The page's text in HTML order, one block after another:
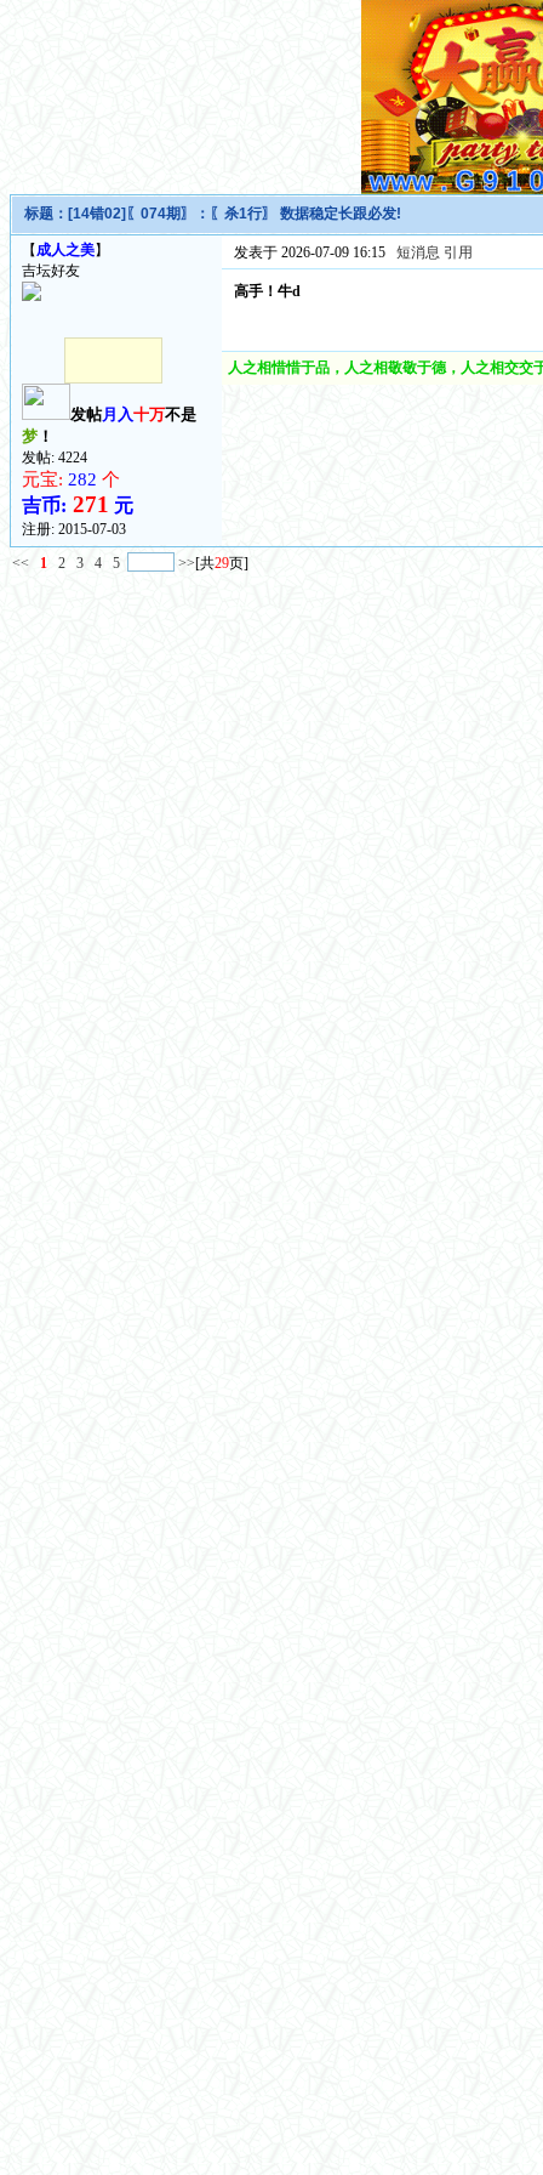
标题： [14错02]〖074期〗：〖杀1行〗 数据稳定长跟必发!
【成人之美】
吉坛好友
发帖月入十万不是
梦！
发帖: 4224
元宝: 282 个
吉币: 271 元
注册: 2015-07-03
发表于 2026-07-09 16:15 短消息 引用
高手！牛d
人之相惜惜于品，人之相敬敬于德，人之相交
<< 1 2 3 4 5 >>[共29页]